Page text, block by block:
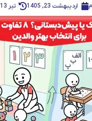
اردیبهشت 23, 1405 تیر 13, 1405